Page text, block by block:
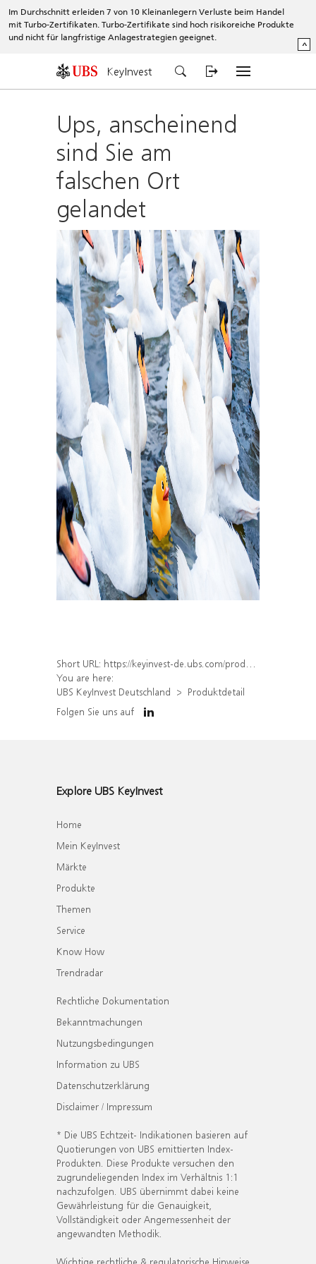
Im Durchschnitt erleiden 7 von 10 Kleinanlegern Verluste beim Handel
mit Turbo-Zertifikaten. Turbo-Zertifikate sind hoch risikoreiche Produkte
und nicht für langfristige Anlagestrategien geeignet.
^
KeyInvest
Ups, anscheinend
sind Sie am
falschen Ort
gelandet
Short URL: https://keyinvest-de.ubs.com/produkt/detail/index/isin/DE000WA7XF99
You are here:
UBS KeyInvest Deutschland
Produktdetail
Folgen Sie uns auf
Explore UBS KeyInvest
Home
Mein KeyInvest
Märkte
Produkte
Themen
Service
Know How
Trendradar
Rechtliche Dokumentation
Bekanntmachungen
Nutzungsbedingungen
Information zu UBS
Datenschutzerklärung
Disclaimer / Impressum
* Die UBS Echtzeit- Indikationen basieren auf
Quotierungen von UBS emittierten Index-
Produkten. Diese Produkte versuchen den
zugrundeliegenden Index im Verhältnis 1:1
nachzufolgen. UBS übernimmt dabei keine
Gewährleistung für die Genauigkeit,
Vollständigkeit oder Angemessenheit der
angewandten Methodik.